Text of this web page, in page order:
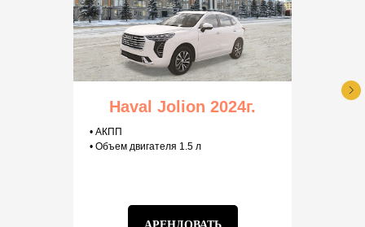
Haval Jolion 2024г.
• АКПП
• Объем двигателя 1.5 л